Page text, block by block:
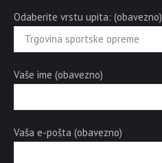
Odaberite vrstu upita: (obavezno)
Vaše ime (obavezno)
Vaša e-pošta (obavezno)